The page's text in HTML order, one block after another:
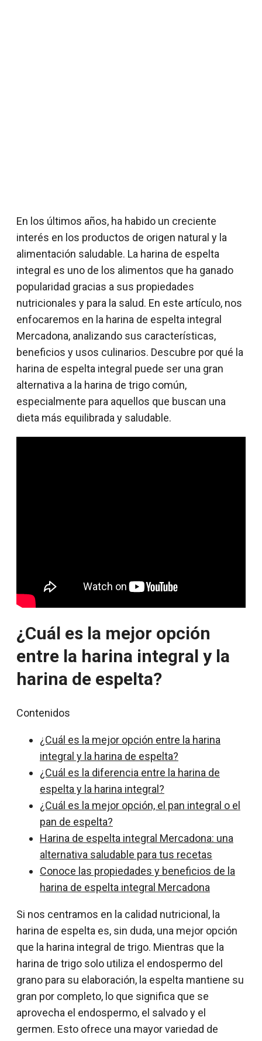
En los últimos años, ha habido un creciente
interés en los productos de origen natural y la
alimentación saludable. La harina de espelta
integral es uno de los alimentos que ha ganado
popularidad gracias a sus propiedades
nutricionales y para la salud. En este artículo, nos
enfocaremos en la harina de espelta integral
Mercadona, analizando sus características,
beneficios y usos culinarios. Descubre por qué la
harina de espelta integral puede ser una gran
alternativa a la harina de trigo común,
especialmente para aquellos que buscan una
dieta más equilibrada y saludable.
¿Cuál es la mejor opción
entre la harina integral y la
harina de espelta?
Contenidos
¿Cuál es la mejor opción entre la harina
integral y la harina de espelta?
¿Cuál es la diferencia entre la harina de
espelta y la harina integral?
¿Cuál es la mejor opción, el pan integral o el
pan de espelta?
Harina de espelta integral Mercadona: una
alternativa saludable para tus recetas
Conoce las propiedades y beneficios de la
harina de espelta integral Mercadona
Si nos centramos en la calidad nutricional, la
harina de espelta es, sin duda, una mejor opción
que la harina integral de trigo. Mientras que la
harina de trigo solo utiliza el endospermo del
grano para su elaboración, la espelta mantiene su
gran por completo, lo que significa que se
aprovecha el endospermo, el salvado y el
germen. Esto ofrece una mayor variedad de